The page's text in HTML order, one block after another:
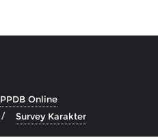
PPDB Online
Survey Karakter